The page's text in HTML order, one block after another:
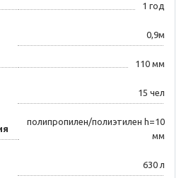
1 год
0,9м
110 мм
15 чел
полипропилен/полиэтилен h=10
мм
630 л